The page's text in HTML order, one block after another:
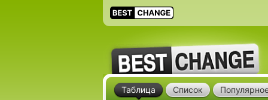
Таблица Список